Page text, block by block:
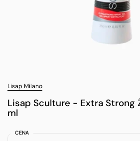
Lisap Milano
Lisap Sculture - Extra Strong
ml
CENA